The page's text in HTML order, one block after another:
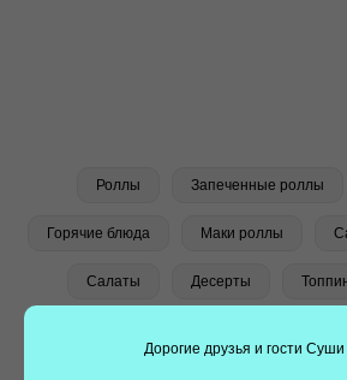
Дорогие друзья и гости
Роллы Запеченные роллы
Горячие блюда Маки роллы
Салаты Десерты
оформляйте заказ всего в несколько кликов.
Получайте скидки, накапливайте баллы и